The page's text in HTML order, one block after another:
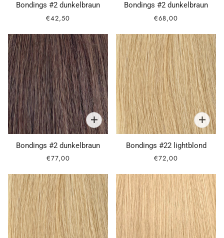
Bondings #2 dunkelbraun
€42,50
Bondings #2 dunkelbraun
€68,00
Bondings #2 dunkelbraun
€77,00
Bondings #22 lightblond
€72,00